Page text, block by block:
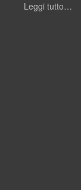
Leggi tutto…